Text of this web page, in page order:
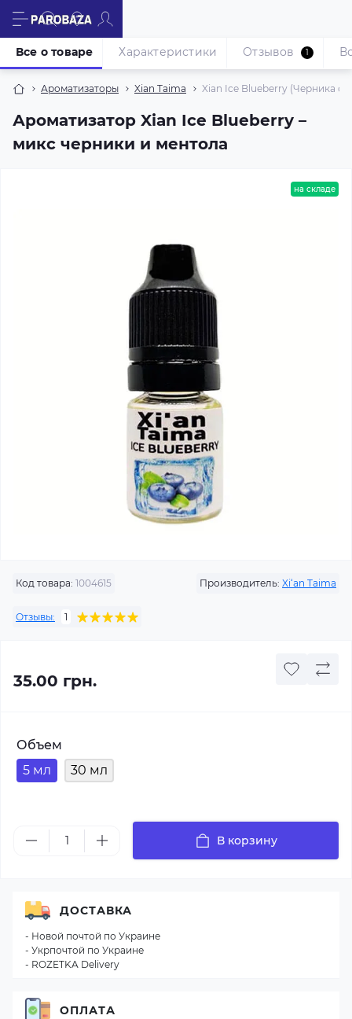
Ароматизаторы Xian Taima Xian Ice Blueberry (Черника с
Ароматизатор Xian Ice Blueberry –
микс черники и ментола
Все о товаре Характеристики Отзывов 1
на складе
Код товара: 1004615 Производитель: Xi‘an Taima
Отзывы: 1
35.00 грн.
Объем
5 мл
30 мл
В корзину
ДОСТАВКА
- Новой почтой по Украине
- Укрпочтой по Украине
- ROZETKA Delivery
ОПЛАТА